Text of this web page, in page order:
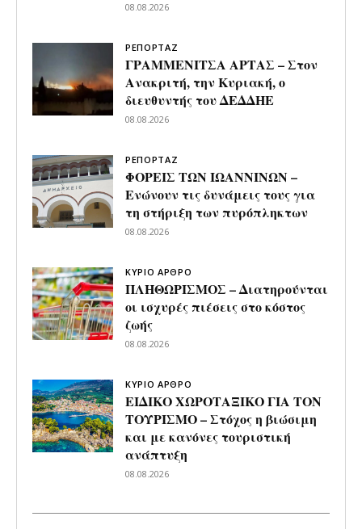
08.08.2026
ΡΕΠΟΡΤΑΖ
ΓΡΑΜΜΕΝΙΤΣΑ ΑΡΤΑΣ – Στον
Ανακριτή, την Κυριακή, ο
διευθυντής του ΔΕΔΔΗΕ
08.08.2026
ΡΕΠΟΡΤΑΖ
ΦΟΡΕΙΣ ΤΩΝ ΙΩΑΝΝΙΝΩΝ –
Ενώνουν τις δυνάμεις τους για
τη στήριξη των πυρόπληκτων
08.08.2026
ΚΥΡΙΟ ΑΡΘΡΟ
ΠΛΗΘΩΡΙΣΜΟΣ – Διατηρούνται
οι ισχυρές πιέσεις στο κόστος
ζωής
08.08.2026
ΚΥΡΙΟ ΑΡΘΡΟ
ΕΙΔΙΚΟ ΧΩΡΟΤΑΞΙΚΟ ΓΙΑ ΤΟΝ
ΤΟΥΡΙΣΜΟ – Στόχος η βιώσιμη
και με κανόνες τουριστική
ανάπτυξη
08.08.2026